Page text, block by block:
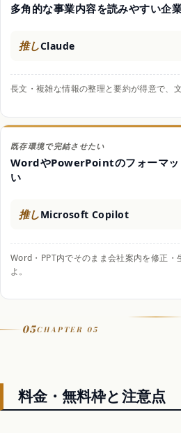
多角的な事業内容を読みやすい企
推しClaude
長文・複雑な情報の整理と要約が得意で、
既存環境で完結させたい
WordやPowerPointのフォーマッ
い
推しMicrosoft Copilot
Word・PPT内でそのまま会社案内を修正
よ。
05CHAPTER 05
料金・無料枠と注意点